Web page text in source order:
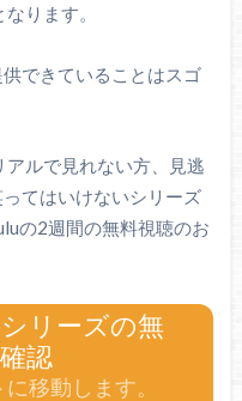
ります。
できていることはスゴ
ルで見れない方、見逃
てはいけないシリーズ
の2週間の無料視聴のお
リーズの無
認
移動します。